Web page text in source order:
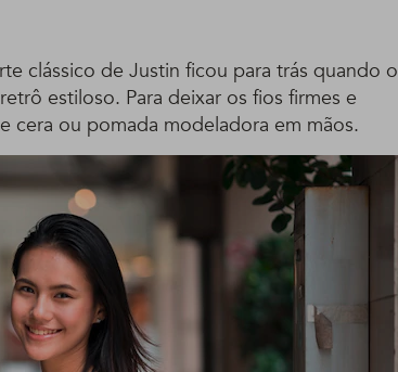
clássico de Justin ficou para trás quando o
estiloso. Para deixar os fios firmes e
cera ou pomada modeladora em mãos.